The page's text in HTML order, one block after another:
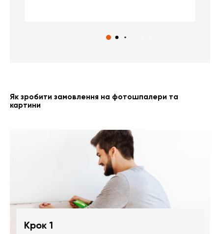
Як зробити замовлення на фотошпалери та
картини
Крок 1